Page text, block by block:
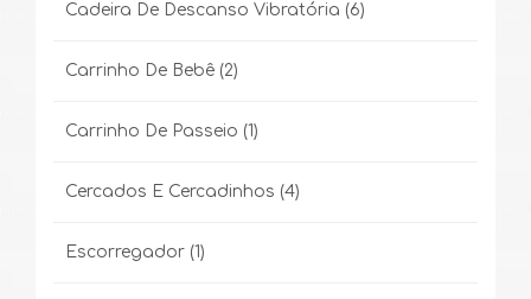
Cadeira De Descanso Vibratória (6)
Carrinho De Bebê (2)
Carrinho De Passeio (1)
Cercados E Cercadinhos (4)
Escorregador (1)